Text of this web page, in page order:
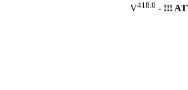
V418.0 - !!!